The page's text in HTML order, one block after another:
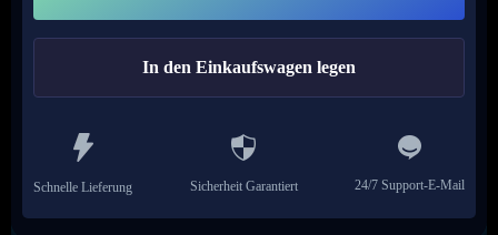
In den Einkaufswagen legen
Schnelle Lieferung Sicherheit Garantiert 24/7 Support-E-Mail